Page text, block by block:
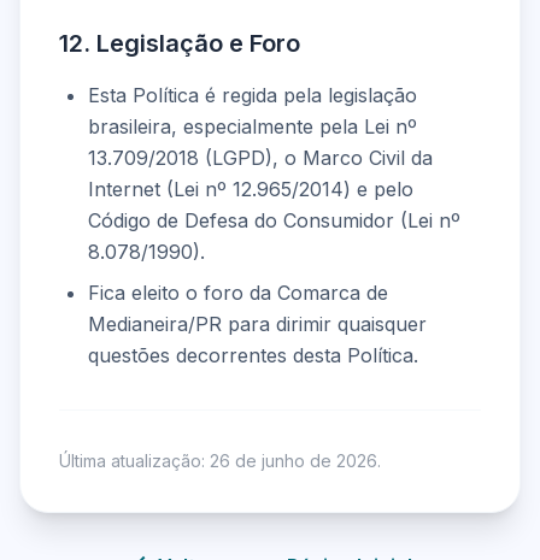
12. Legislação e Foro
Esta Política é regida pela legislação
brasileira, especialmente pela Lei nº
13.709/2018 (LGPD), o Marco Civil da
Internet (Lei nº 12.965/2014) e pelo
Código de Defesa do Consumidor (Lei nº
8.078/1990).
Fica eleito o foro da Comarca de
Medianeira/PR para dirimir quaisquer
questões decorrentes desta Política.
Última atualização: 26 de junho de 2026.